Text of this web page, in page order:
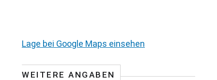
Lage bei Google Maps einsehen
WEITERE ANGABEN